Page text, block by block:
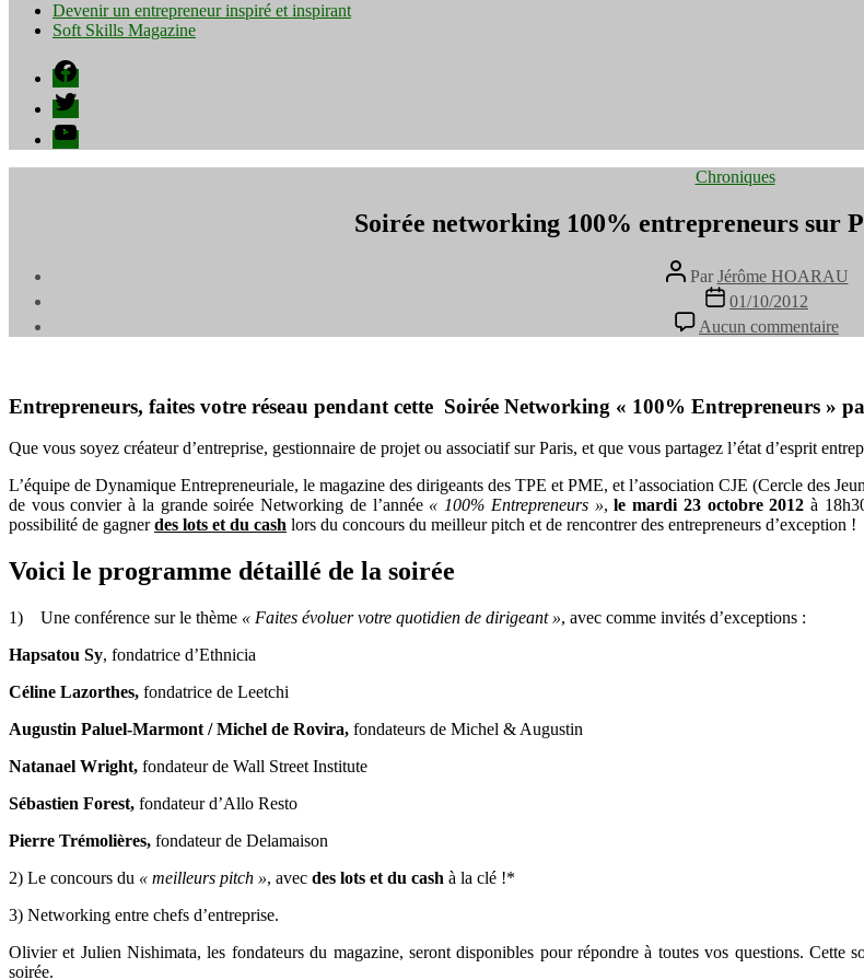
Devenir un entrepreneur inspiré et inspirant
Soft Skills Magazine
Facebook
Twitter
YouTube
Catégories
Chroniques
Soirée networking 100% entrepreneurs sur
Auteur
de
l’article
Par Jérôme HOARAU
Date
l’article
01/10/2012
Aucun commentaire
sur
le
25
Entrepreneurs, faites votre réseau pendant cette Soirée Networking « 100% Entrepreneurs »
Que vous soyez créateur d’entreprise, gestionnaire de projet ou associatif sur Paris, et que vous partagez l’état d’esprit
L’équipe de Dynamique Entrepreneuriale, le magazine des dirigeants des TPE et PME, et l’association CJE (Cercle des
de vous convier à la grande soirée Networking de l’année « 100% Entrepreneurs »,le mardi 23 octobre 2012 à
possibilité de gagnerdes lots et du cash lors du concours du meilleur pitch et de rencontrer des entrepreneurs d’exception !
Voici le programme détaillé de la soirée
1) Une conférence sur le thème « Faites évoluer votre quotidien de dirigeant », avec comme invités d’exceptions :
Hapsatou Sy, fondatrice d’Ethnicia
Céline Lazorthes, fondatrice de Leetchi
Augustin Paluel-Marmont / Michel de Rovira, fondateurs de Michel & Augustin
Natanael Wright, fondateur de Wall Street Institute
Sébastien Forest, fondateur d’Allo Resto
Pierre Trémolières, fondateur de Delamaison
2) Le concours du « meilleurs pitch », avec des lots et du cash à la clé !*
3) Networking entre chefs d’entreprise.
Olivier et Julien Nishimata, les fondateurs du magazine, seront disponibles pour répondre à toutes vos questions. Cette
soirée.